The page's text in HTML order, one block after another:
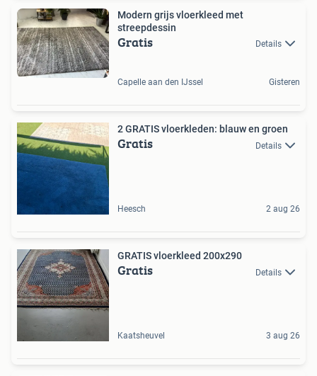
Modern grijs vloerkleed met
streepdessin
Gratis Details
Capelle aan den IJssel Gisteren
2 GRATIS vloerkleden: blauw en groen
Gratis Details
Heesch 2 aug 26
GRATIS vloerkleed 200x290
Gratis Details
Kaatsheuvel 3 aug 26